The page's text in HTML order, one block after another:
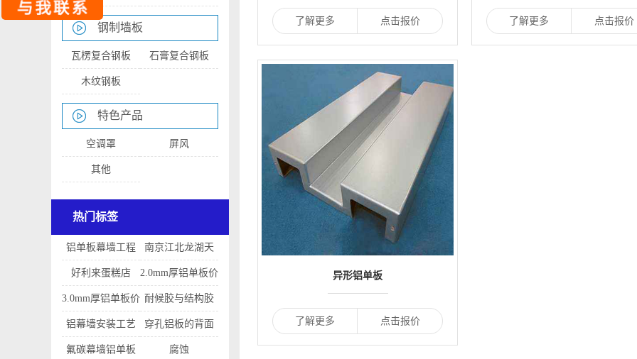
钢制墙板
瓦楞复合钢板 石膏复合钢板
木纹钢板
特色产品
空调罩 屏风
其他
热门标签
铝单板幕墙工程
的造价
南京江北龙湖天
街
好利来蛋糕店 2.0mm厚铝单板价
格是多少
3.0mm厚铝单板价
格
耐候胶与结构胶
的区别
铝幕墙安装工艺 穿孔铝板的背面
灯光施工方法
氟碳幕墙铝单板 腐蚀
了解更多 点击报价 了解更多 点击报价
异形铝单板
了解更多 点击报价